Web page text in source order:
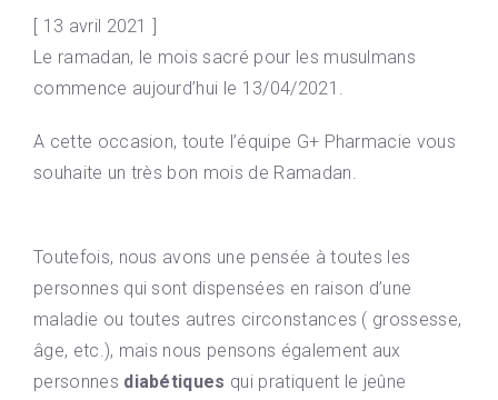
[ 13 avril 2021 ]
Le ramadan, le mois sacré pour les musulmans
commence aujourd’hui le 13/04/2021.
A cette occasion, toute l’équipe G+ Pharmacie vous
souhaite un très bon mois de Ramadan.
Toutefois, nous avons une pensée à toutes les
personnes qui sont dispensées en raison d’une
maladie ou toutes autres circonstances ( grossesse,
âge, etc.), mais nous pensons également aux
personnes diabétiques qui pratiquent le jeûne